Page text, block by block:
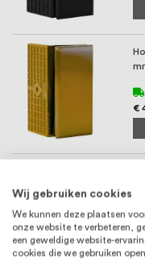
€
€
Wij gebruiken cookies
We kunnen deze plaatsen
onze website te verbeteren,
een geweldige website-
cookies die we gebruiken